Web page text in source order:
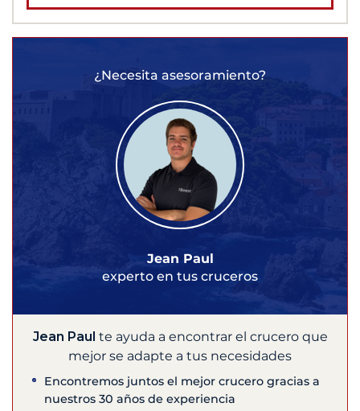
¿Necesita asesoramiento?
Jean Paul
experto en tus cruceros
Jean Paul te ayuda a encontrar el crucero que
mejor se adapte a tus necesidades
Encontremos juntos el mejor crucero gracias a
nuestros 30 años de experiencia